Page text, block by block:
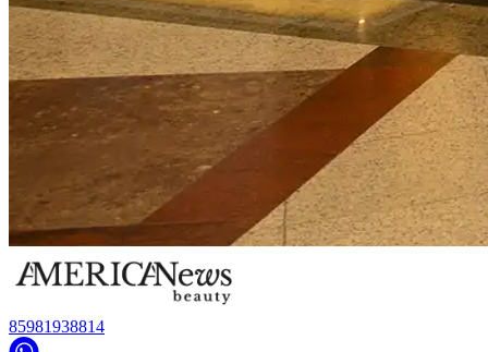
85981938814